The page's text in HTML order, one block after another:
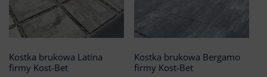
Kostka brukowa Latina
firmy Kost-Bet
Kostka brukowa Bergamo
firmy Kost-Bet